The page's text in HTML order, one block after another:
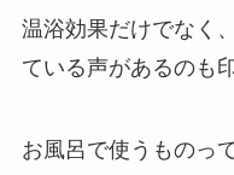
温浴効果だけでなく、
ている声があるのも
お風呂で使うものっ